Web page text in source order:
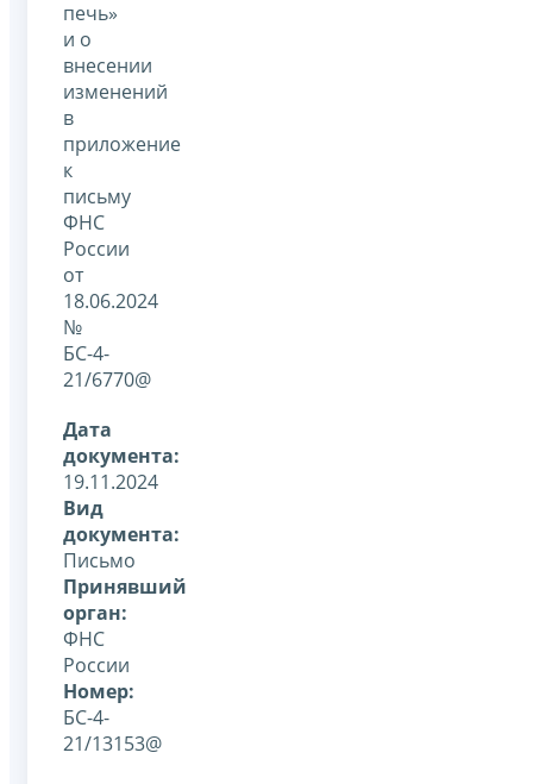
печь»
и о
внесении
изменений
в
приложение
к
письму
ФНС
России
от
18.06.2024
№
БС-4-
21/6770@
Дата
документа:
19.11.2024
Вид
документа:
Письмо
Принявший
орган:
ФНС
России
Номер:
БС-4-
21/13153@